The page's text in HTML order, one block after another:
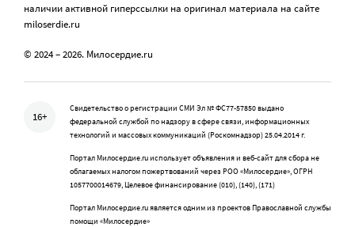
наличии активной гиперссылки на оригинал материала на сайте
miloserdie.ru
© 2024 – 2026. Милосердие.ru
16+
Свидетельство о регистрации СМИ Эл № ФС77-57850 выдано
федеральной службой по надзору в сфере связи, информационных
технологий и массовых коммуникаций (Роскомнадзор) 25.04.2014 г.
Портал Милосердие.ru использует объявления и веб-сайт для сбора не
облагаемых налогом пожертвований через РОО «Милосердие», ОГРН
1057700014679, Целевое финансирование (010), (140), (171)
Портал Милосердие.ru является одним из проектов Православной службы
помощи «Милосердие»